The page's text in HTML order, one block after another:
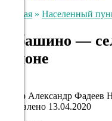
Главная » Населенный
Табашино —
районе
Автор Александр Фадеев
Обновлено 13.04.2020